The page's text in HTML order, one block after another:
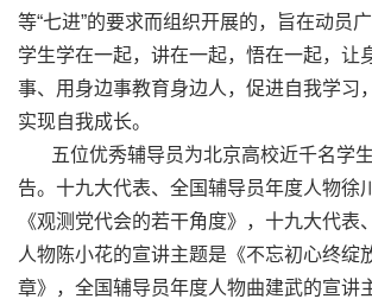
等“七进”的要求而组织开展的，旨在动员
学生学在一起，讲在一起，悟在一起，让
事、用身边事教育身边人，促进自我学习
实现自我成长。
五位优秀辅导员为北京高校近千名学
告。十九大代表、全国辅导员年度人物徐
《观测党代会的若干角度》，十九大代表
人物陈小花的宣讲主题是《不忘初心终绽
章》，全国辅导员年度人物曲建武的宣讲